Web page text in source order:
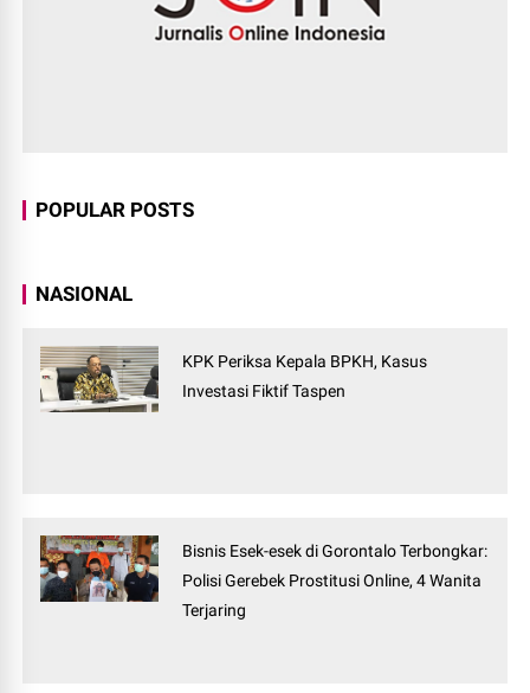
POPULAR POSTS
NASIONAL
KPK Periksa Kepala BPKH, Kasus
Investasi Fiktif Taspen
Bisnis Esek-esek di Gorontalo Terbongkar:
Polisi Gerebek Prostitusi Online, 4 Wanita
Terjaring